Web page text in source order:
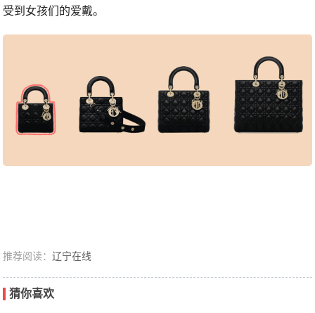
受到女孩们的爱戴。
推荐阅读：辽宁在线
猜你喜欢